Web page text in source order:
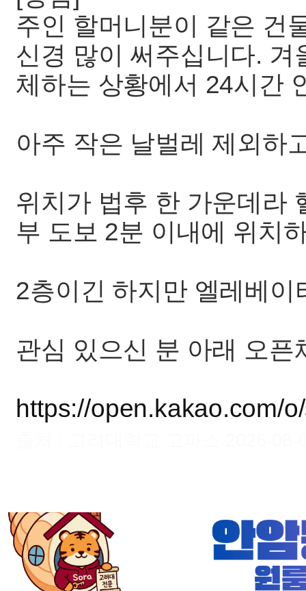
주인 할머니분이 같은 건
신경 많이 써주십니다.
체하는 상황에서 24시간
아주 작은 날벌레 제외하
위치가 법후 한 가운데라
부 도보 2분 이내에 위치
2층이긴 하지만 엘레베이
관심 있으신 분 아래 오
https://open.kakao.com/